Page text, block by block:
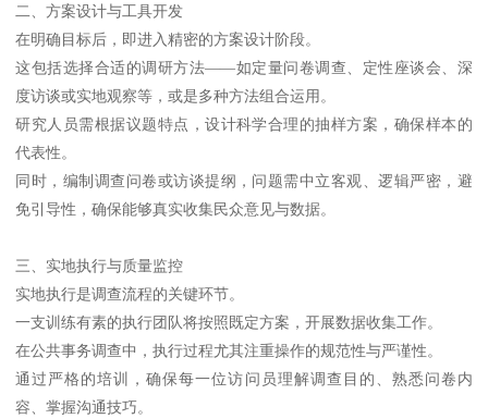
二、方案设计与工具开发
在明确目标后，即进入精密的方案设计阶段。
这包括选择合适的调研方法——如定量问卷调查、定性座谈会、深
度访谈或实地观察等，或是多种方法组合运用。
研究人员需根据议题特点，设计科学合理的抽样方案，确保样本的
代表性。
同时，编制调查问卷或访谈提纲，问题需中立客观、逻辑严密，避
免引导性，确保能够真实收集民众意见与数据。
三、实地执行与质量监控
实地执行是调查流程的关键环节。
一支训练有素的执行团队将按照既定方案，开展数据收集工作。
在公共事务调查中，执行过程尤其注重操作的规范性与严谨性。
通过严格的培训，确保每一位访问员理解调查目的、熟悉问卷内
容、掌握沟通技巧。